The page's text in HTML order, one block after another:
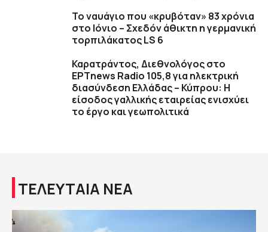
Το ναυάγιο που «κρυβόταν» 83 χρόνια
στο Ιόνιο – Σχεδόν άθικτη η γερμανική
τορπιλάκατος LS 6
Καρατράντος, Διεθνολόγος στο
ΕΡΤnews Radio 105,8 για ηλεκτρική
διασύνδεση Ελλάδας – Κύπρου: Η
είσοδος γαλλικής εταιρείας ενισχύει
το έργο και γεωπολιτικά
ΤΕΛΕΥΤΑΙΑ ΝΕΑ